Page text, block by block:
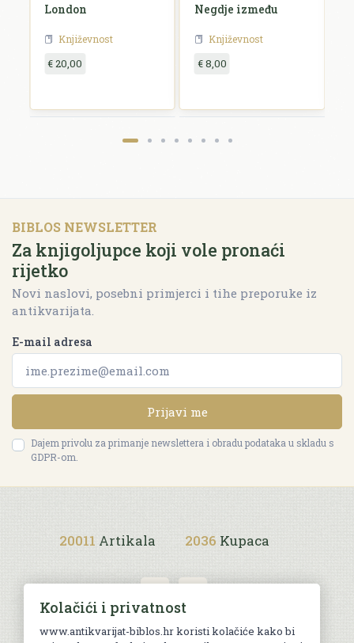
London
Književnost
€ 20,00
Negdje između
Književnost
€ 8,00
BIBLOS NEWSLETTER
Za knjigoljupce koji vole pronaći
rijetko
Novi naslovi, posebni primjerci i tihe preporuke iz
antikvarijata.
E-mail adresa
Prijavi me
Dajem privolu za primanje newslettera i obradu podataka u skladu s
GDPR-om.
20011 Artikala 2036 Kupaca
Kolačići i privatnost
www.antikvarijat-biblos.hr koristi kolačiće kako bi